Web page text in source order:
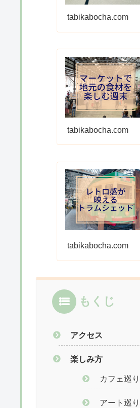
tabikabocha.com
tabikabocha.com
tabikabocha.com
もくじ
アクセス
楽しみ方
カフェ巡り
アート巡り